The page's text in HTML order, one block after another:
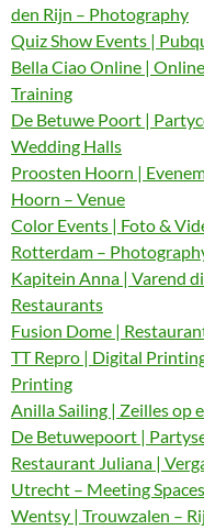
den Rijn – Photography
Quiz Show Events |
Bella Ciao Online |
Training
De Betuwe Poort |
Wedding Halls
Proosten Hoorn |
Hoorn – Venue
Color Events | Foto &
Rotterdam –
Kapitein Anna | Varend
Restaurants
Fusion Dome |
TT Repro | Digital
Printing
Anilla Sailing | Zeilles op
De Betuwepoort |
Restaurant Juliana |
Utrecht – Meeting Spaces
Wentsy | Trouwzalen –